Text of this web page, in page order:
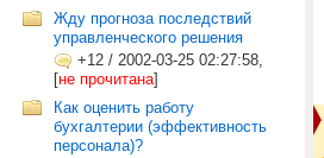
Жду прогноза последствий
управленческого решения
+12 / 2002-03-25 02:27:58,
[не прочитана]
Как оценить работу
бухгалтерии (эффективность
персонала)?